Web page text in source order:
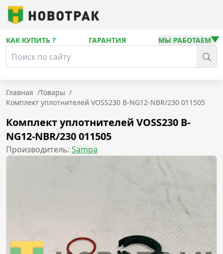
КАК КУПИТЬ ? ГАРАНТИЯ МЫ РАБОТАЕМ
Главная /Товары /
Комплект уплотнителей VOSS230 B-NG12-NBR/230 011505
Комплект уплотнителей VOSS230 B-
NG12-NBR/230 011505
Производитель: Sampa